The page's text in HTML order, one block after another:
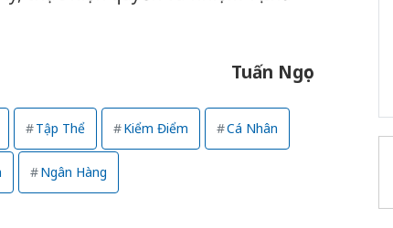
Tuấn Ngọc
Tập Thể Kiểm Điểm Cá Nhân
Ngân Hàng
hại trong vụ án buôn